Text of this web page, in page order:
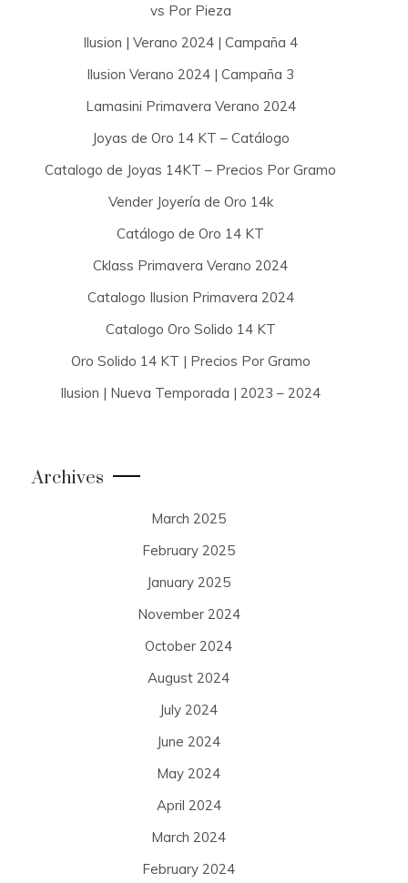
vs Por Pieza
Ilusion | Verano 2024 | Campaña 4
Ilusion Verano 2024 | Campaña 3
Lamasini Primavera Verano 2024
Joyas de Oro 14 KT – Catálogo
Catalogo de Joyas 14KT – Precios Por Gramo
Vender Joyería de Oro 14k
Catálogo de Oro 14 KT
Cklass Primavera Verano 2024
Catalogo Ilusion Primavera 2024
Catalogo Oro Solido 14 KT
Oro Solido 14 KT | Precios Por Gramo
Ilusion | Nueva Temporada | 2023 – 2024
Archives
March 2025
February 2025
January 2025
November 2024
October 2024
August 2024
July 2024
June 2024
May 2024
April 2024
March 2024
February 2024